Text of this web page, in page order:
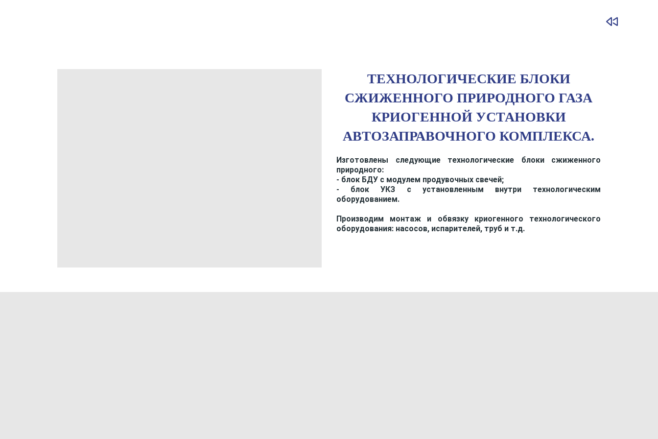
ТЕХНОЛОГИЧЕСКИЕ БЛОКИ
СЖИЖЕННОГО ПРИРОДНОГО ГАЗА
КРИОГЕННОЙ УСТАНОВКИ
АВТОЗАПРАВОЧНОГО КОМПЛЕКСА.
Изготовлены следующие технологические блоки сжиженного
природного:
- блок БДУ с модулем продувочных свечей;
- блок УКЗ с установленным внутри технологическим
оборудованием.
Производим монтаж и обвязку криогенного технологического
оборудования: насосов, испарителей, труб и т.д.